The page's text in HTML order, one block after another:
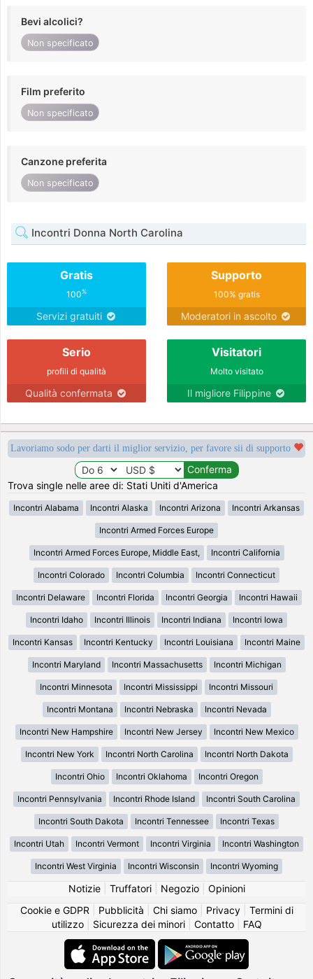
Bevi alcolici?
Non specificato
Film preferito
Non specificato
Canzone preferita
Non specificato
Incontri Donna North Carolina
Gratis
100%
Servizi gratuiti
Supporto
100% gratis
Moderatori in ascolto
Serio
profili di qualità
Qualità confermata
Visitatori
Molto visitato
Il migliore Filippine
Lavoriamo sodo per darti il miglior servizio, per favore sii di supporto
Trova single nelle aree di: Stati Uniti d'America
Incontri Alabama Incontri Alaska Incontri Arizona Incontri Arkansas
Incontri Armed Forces Europe
Incontri Armed Forces Europe, Middle East, Incontri California
Incontri Colorado Incontri Columbia Incontri Connecticut
Incontri Delaware Incontri Florida Incontri Georgia Incontri Hawaii
Incontri Idaho Incontri Illinois Incontri Indiana Incontri Iowa
Incontri Kansas Incontri Kentucky Incontri Louisiana Incontri Maine
Incontri Maryland Incontri Massachusetts Incontri Michigan
Incontri Minnesota Incontri Mississippi Incontri Missouri
Incontri Montana Incontri Nebraska Incontri Nevada
Incontri New Hampshire Incontri New Jersey Incontri New Mexico
Incontri New York Incontri North Carolina Incontri North Dakota
Incontri Ohio Incontri Oklahoma Incontri Oregon
Incontri Pennsylvania Incontri Rhode Island Incontri South Carolina
Incontri South Dakota Incontri Tennessee Incontri Texas
Incontri Utah Incontri Vermont Incontri Virginia Incontri Washington
Incontri West Virginia Incontri Wisconsin Incontri Wyoming
Notizie| Truffatori| Negozio| Opinioni
Cookie e GDPR
Pubblicità Chi siamo| Privacy| Termini di
utilizzo| Sicurezza dei minori| Contatto| FAQ